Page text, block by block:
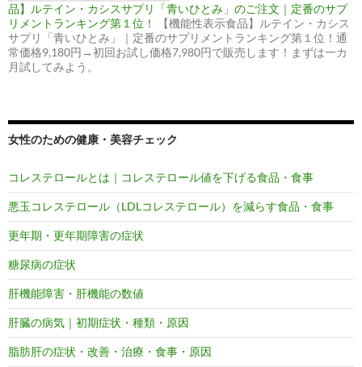
品】ルテイン・カシスサプリ「青いひとみ」のご注文｜定番のサプ
リメントランキング第１位！
【機能性表示食品】ルテイン・カシス
サプリ「青いひとみ」｜定番のサプリメントランキング第１位！通
常価格9,180円→初回お試し価格7,980円で販売します！まずは一カ
月試してみよう。
女性のための健康・美容チェック
コレステロールとは｜コレステロール値を下げる食品・食事
悪玉コレステロール（LDLコレステロール）を減らす食品・食事
更年期・更年期障害の症状
糖尿病の症状
肝機能障害・肝機能の数値
肝臓の病気｜初期症状・種類・原因
脂肪肝の症状・改善・治療・食事・原因